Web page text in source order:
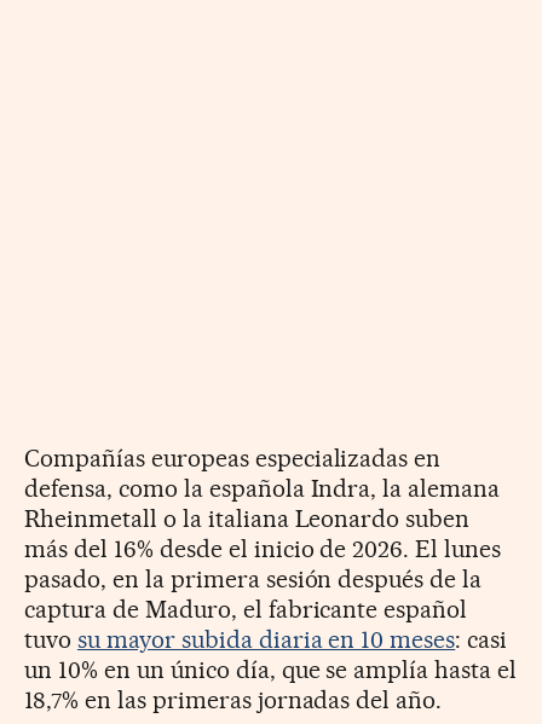
Compañías europeas especializadas en
defensa, como la española Indra, la alemana
Rheinmetall o la italiana Leonardo suben
más del 16% desde el inicio de 2026. El lunes
pasado, en la primera sesión después de la
captura de Maduro, el fabricante español
tuvo su mayor subida diaria en 10 meses: casi
un 10% en un único día, que se amplía hasta el
18,7% en las primeras jornadas del año.